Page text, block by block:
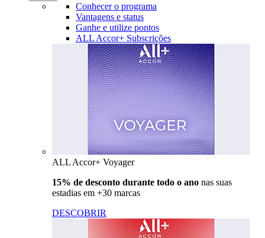
Conhecer o programa
Vantagens e status
Ganhe e utilize pontos
ALL Accor+ Subscrições
ALL Accor+ Voyager
15% de desconto durante todo o ano nas suas
estadias em +30 marcas
DESCOBRIR